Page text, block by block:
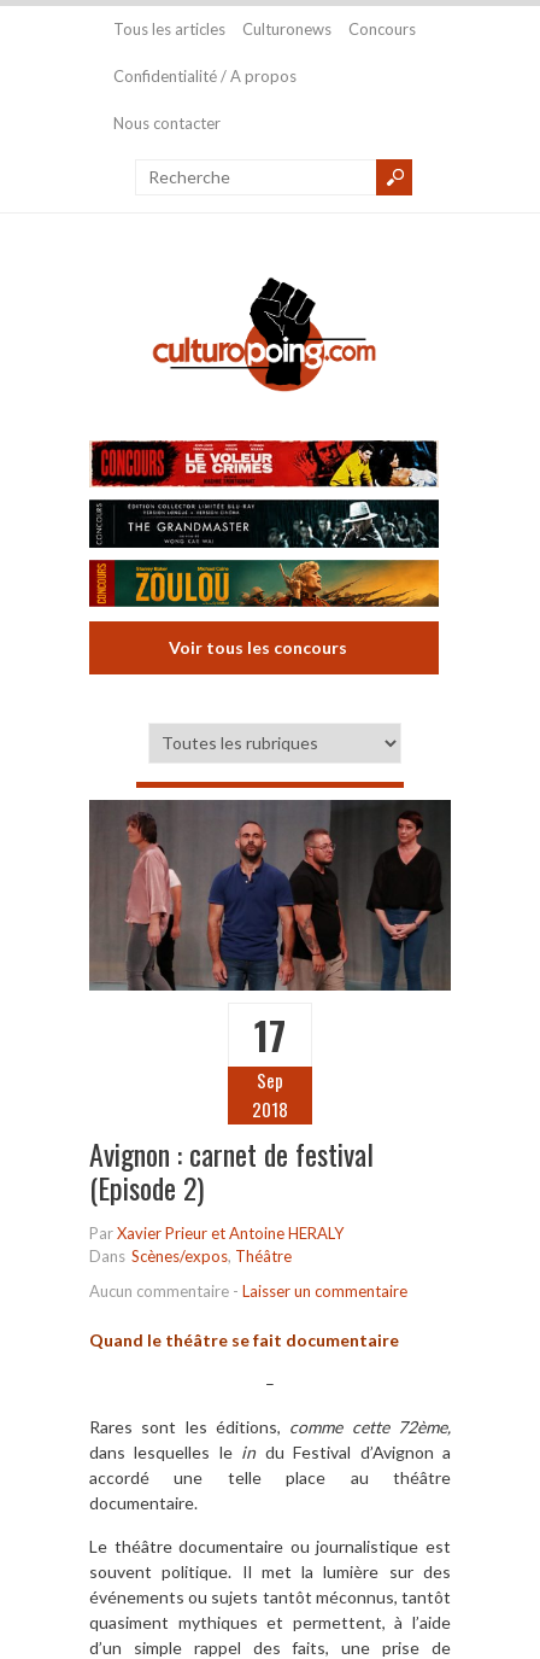
Tous les articles Culturonews Concours
Confidentialité / A propos
Nous contacter
Voir tous les concours
17
Sep
2018
Avignon : carnet de festival
(Episode 2)
ParXavier Prieur et Antoine HERALY
Dans Scènes/expos, Théâtre
Aucun commentaire - Laisser un commentaire
Quand le théâtre se fait documentaire
–
Rares sont les éditions, comme cette 72ème,
dans lesquelles le indu Festival d’Avignon a
accordé une telle place au théâtre
documentaire.
Le théâtre documentaire ou journalistique est
souvent politique. Il met la lumière sur des
événements ou sujets tantôt méconnus, tantôt
quasiment mythiques et permettent, à l’aide
d’un simple rappel des faits, une prise de